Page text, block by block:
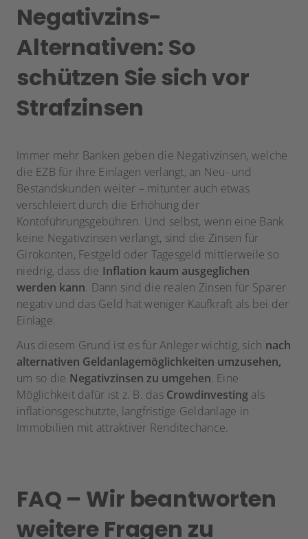
Negativzins-
Alternativen: So
schützen Sie sich vor
Strafzinsen
Immer mehr Banken geben die Negativzinsen, welche
die EZB für ihre Einlagen verlangt, an Neu- und
Bestandskunden weiter – mitunter auch etwas
verschleiert durch die Erhöhung der
Kontoführungsgebühren. Und selbst, wenn eine Bank
keine Negativzinsen verlangt, sind die Zinsen für
Girokonten, Festgeld oder Tagesgeld mittlerweile so
niedrig, dass die Inflation kaum ausgeglichen
werden kann. Dann sind die realen Zinsen für Sparer
negativ und das Geld hat weniger Kaufkraft als bei der
Einlage.
Aus diesem Grund ist es für Anleger wichtig, sich nach
alternativen Geldanlagemöglichkeiten umzusehen,
um so die Negativzinsen zu umgehen. Eine
Möglichkeit dafür ist z. B. das Crowdinvesting als
inflationsgeschützte, langfristige Geldanlage in
Immobilien mit attraktiver Renditechance.
FAQ – Wir beantworten
weitere Fragen zu